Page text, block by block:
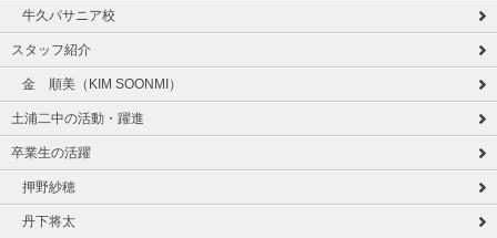
牛久パサニア校
スタッフ紹介
金 順美（KIM SOONMI）
土浦二中の活動・躍進
卒業生の活躍
押野紗穂
丹下将太